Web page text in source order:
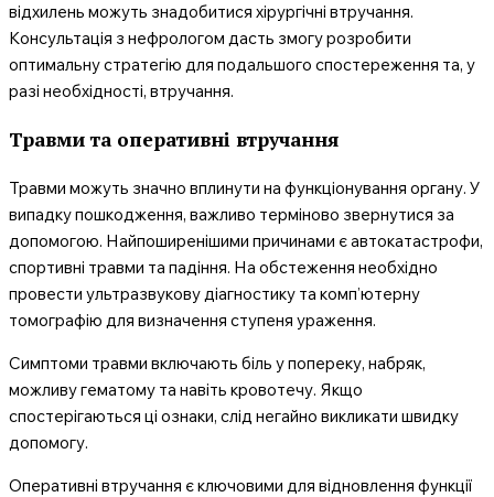
відхилень можуть знадобитися хірургічні втручання.
Консультація з нефрологом дасть змогу розробити
оптимальну стратегію для подальшого спостереження та, у
разі необхідності, втручання.
Травми та оперативні втручання
Травми можуть значно вплинути на функціонування органу. У
випадку пошкодження, важливо терміново звернутися за
допомогою. Найпоширенішими причинами є автокатастрофи,
спортивні травми та падіння. На обстеження необхідно
провести ультразвукову діагностику та комп’ютерну
томографію для визначення ступеня ураження.
Симптоми травми включають біль у попереку, набряк,
можливу гематому та навіть кровотечу. Якщо
спостерігаються ці ознаки, слід негайно викликати швидку
допомогу.
Оперативні втручання є ключовими для відновлення функції